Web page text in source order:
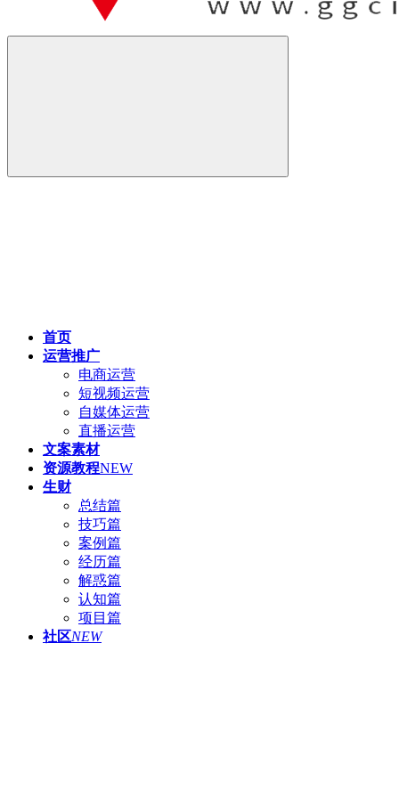
首页
运营推广
电商运营
短视频运营
自媒体运营
直播运营
文案素材
资源教程NEW
生财
总结篇
技巧篇
案例篇
经历篇
解惑篇
认知篇
项目篇
社区NEW